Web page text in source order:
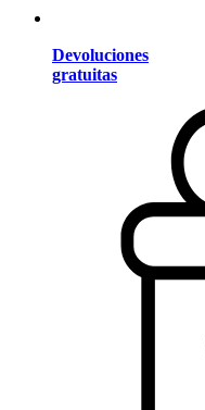
Devoluciones
gratuitas